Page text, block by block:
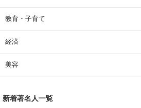
教育・子育て
経済
美容
新着著名人一覧